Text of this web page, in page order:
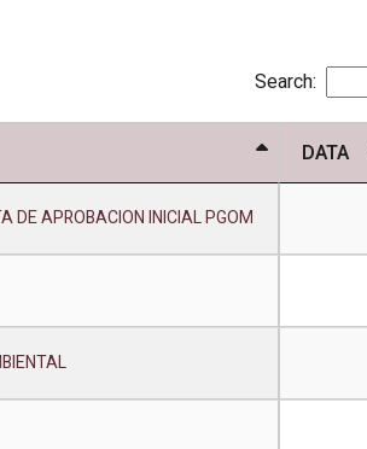
Search:
DATA
DE APROBACION INICIAL PGOM